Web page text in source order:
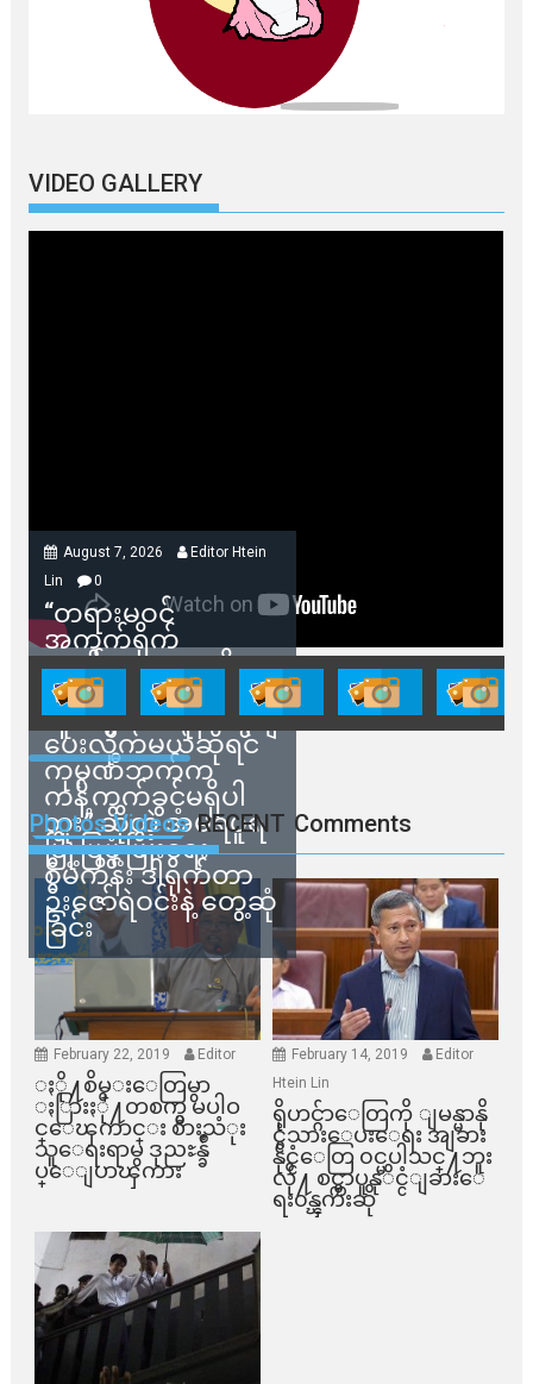
VIDEO GALLERY
August 7, 2026
Editor Htein
Lin
0
“တရားမဝင်
အကွက်ရိုက်
ရောင်းချမှုတွေကို
သက်ဆိုင်ရာတာဝန်ရှိ
သူတွေက ဂရန်တွေချ
ပေးလိုက်မယ်ဆိုရင်
ကုမ္ပဏီဘက်က
ကန့်ကွက်ခွင့်မရှိပါ
ဘူး” ဆိုတဲ့ အမရပူရ
မြို့ပြဖွံ့ဖြိုးရေး
စီမံကိန်း ဒါရိုက်တာ
ဦးဇော်ရဲဝင်းနဲ့ တွေ့ဆုံ
ခြင်း
Photos Videos RECENT Comments
February 22, 2019 Editor
ႏို႔စိမ္းေတြမွာ
ႏြားႏို႔တစက္မွ မပါဝ
င္ေၾကာင္း စားသံုး
သူေရးရာမွ ဒုညႊန္ခ်ဳ
ပ္ေျပာၾကား
February 14, 2019
Editor
Htein Lin
ရိုဟင္ဂ်ာေတြကို ျမန္မာနို
င္ငံသားေပးေရး အျခား
နိုင္ငံေတြ ၀င္မပါသင္႔ဘူး
လို႔ စင္ကာပူနုိင္ငံျခားေ
ရး၀န္ၾကီးဆို